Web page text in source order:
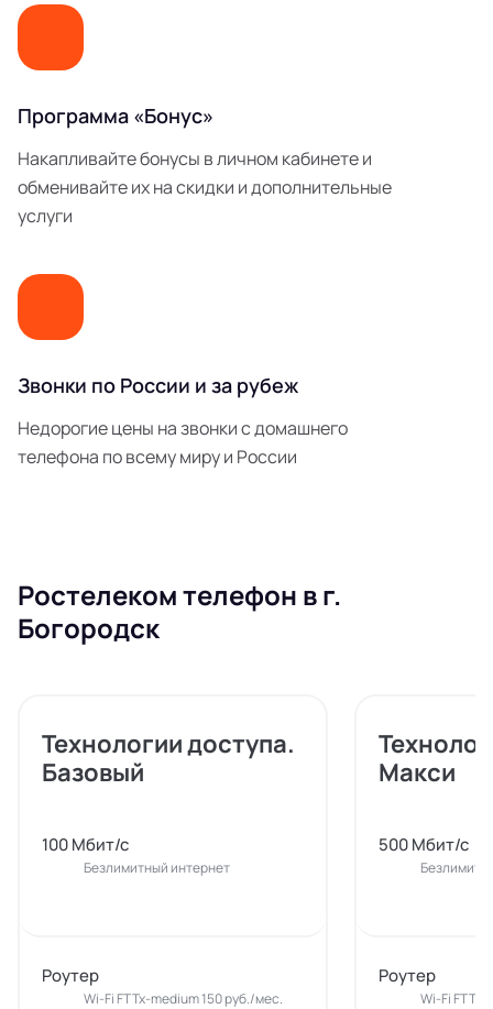
Программа «Бонус»
Накапливайте бонусы в личном кабинете и
обменивайте их на скидки и дополнительные
услуги
Звонки по России и за рубеж
Недорогие цены на звонки с домашнего
телефона по всему миру и России
Ростелеком телефон в г.
Богородск
Технологии доступа.
Базовый
100 Мбит/с
Безлимитный интернет
Роутер
Wi-Fi FTTx-medium 150 руб./мес.
Макси
500 Мбит/с
Роутер
Wi-Fi